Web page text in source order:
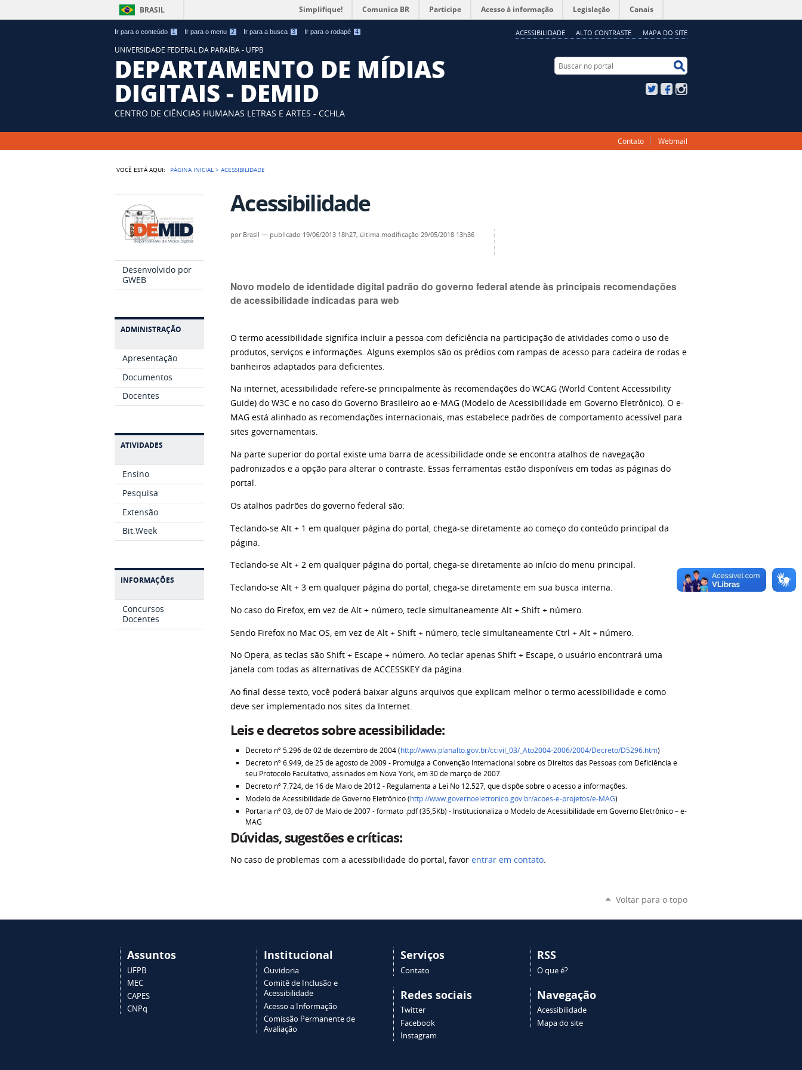
Ir para o conteúdo 1 Ir para o menu 2 Ir para a busca 3 Ir para o rodapé 4 ACESSIBILIDADE ALTO CONTRASTE MAPA DO SITE
BRASIL Simplifique! Comunica BR Participe Acesso à informação Legislação Canais
UNIVERSIDADE FEDERAL DA PARAÍBA - UFPB
DEPARTAMENTO DE MÍDIAS
DIGITAIS - DEMID
CENTRO DE CIÊNCIAS HUMANAS LETRAS E ARTES - CCHLA
Buscar no portal
TwitterFacebook
Contato Webmail
VOCÊ ESTÁ AQUI: PÁGINA INICIAL >ACESSIBILIDADE
Desenvolvido por
GWEB
ADMINISTRAÇÃO
Apresentação
Documentos
Docentes
ATIVIDADES
Ensino
Pesquisa
Extensão
Bit.Week
INFORMAÇÕES
Concursos
Docentes
Acessibilidade
por Brasil — publicado 19/06/2013 18h27, última modificação 29/05/2018 13h36
Novo modelo de identidade digital padrão do governo federal atende às principais recomendações
de acessibilidade indicadas para web
O termo acessibilidade significa incluir a pessoa com deficiência na participação de atividades como o uso de
produtos, serviços e informações. Alguns exemplos são os prédios com rampas de acesso para cadeira de rodas e
banheiros adaptados para deficientes.
Na internet, acessibilidade refere-se principalmente às recomendações do WCAG (World Content Accessibility
Guide) do W3C e no caso do Governo Brasileiro ao e-MAG (Modelo de Acessibilidade em Governo Eletrônico). O e-
MAG está alinhado as recomendações internacionais, mas estabelece padrões de comportamento acessível para
sites governamentais.
Na parte superior do portal existe uma barra de acessibilidade onde se encontra atalhos de navegação
padronizados e a opção para alterar o contraste. Essas ferramentas estão disponíveis em todas as páginas do
portal.
Os atalhos padrões do governo federal são:
Teclando-se Alt + 1 em qualquer página do portal, chega-se diretamente ao começo do conteúdo principal da
página.
Teclando-se Alt + 2 em qualquer página do portal, chega-se diretamente ao início do menu principal.
Teclando-se Alt + 3 em qualquer página do portal, chega-se diretamente em sua busca interna.
No caso do Firefox, em vez de Alt + número, tecle simultaneamente Alt + Shift + número.
Sendo Firefox no Mac OS, em vez de Alt + Shift + número, tecle simultaneamente Ctrl + Alt + número.
No Opera, as teclas são Shift + Escape + número. Ao teclar apenas Shift + Escape, o usuário encontrará uma
janela com todas as alternativas de ACCESSKEY da página.
Ao final desse texto, você poderá baixar alguns arquivos que explicam melhor o termo acessibilidade e como
deve ser implementado nos sites da Internet.
Leis e decretos sobre acessibilidade:
Decreto nº 5.296 de 02 de dezembro de 2004 (http://www.planalto.gov.br/ccivil_03/_Ato2004-2006/2004/Decreto/D5296.htm)
Decreto nº 6.949, de 25 de agosto de 2009 - Promulga a Convenção Internacional sobre os Direitos das Pessoas com Deficiência e
seu Protocolo Facultativo, assinados em Nova York, em 30 de março de 2007.
Decreto nº 7.724, de 16 de Maio de 2012 - Regulamenta a Lei No 12.527, que dispõe sobre o acesso a informações.
Modelo de Acessibilidade de Governo Eletrônico (http://www.governoeletronico.gov.br/acoes-e-projetos/e-MAG)
Portaria nº 03, de 07 de Maio de 2007 - formato .pdf (35,5Kb) - Institucionaliza o Modelo de Acessibilidade em Governo Eletrônico – e-
MAG
Dúvidas, sugestões e críticas:
No caso de problemas com a acessibilidade do portal, favorentrar em contato.
Voltar para o topo
Assuntos
UFPB
MEC
CAPES
CNPq
Institucional
Ouvidoria
Comitê de Inclusão e
Acessibilidade
Acesso a Informação
Comissão Permanente de
Avaliação
Serviços
Contato
Redes sociais
Twitter
Facebook
Instagram
RSS
O que é?
Navegação
Acessibilidade
Mapa do site